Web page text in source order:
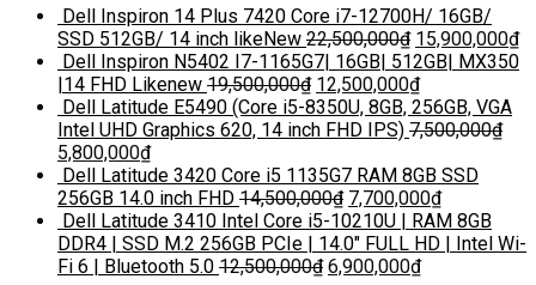
Dell Inspiron 14 Plus 7420 Core i7-12700H/ 16GB/
SSD 512GB/ 14 inch likeNew 22,500,000₫ 15,900,000₫
Dell Inspiron N5402 I7-1165G7| 16GB| 512GB| MX350
|14 FHD Likenew 19,500,000₫ 12,500,000₫
Dell Latitude E5490 (Core i5-8350U, 8GB, 256GB, VGA
Intel UHD Graphics 620, 14 inch FHD IPS) 7,500,000₫
5,800,000₫
Dell Latitude 3420 Core i5 1135G7 RAM 8GB SSD
256GB 14.0 inch FHD 14,500,000₫ 7,700,000₫
Dell Latitude 3410 Intel Core i5-10210U | RAM 8GB
DDR4 | SSD M.2 256GB PCIe | 14.0″ FULL HD | Intel Wi-
Fi 6 | Bluetooth 5.0 12,500,000₫ 6,900,000₫